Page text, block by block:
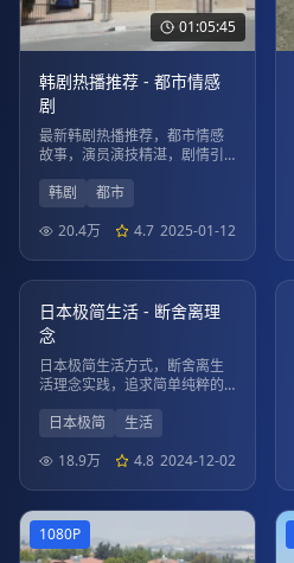
01:05:45
韩剧热播推荐 - 都市情感
剧
最新韩剧热播推荐，都市情感
故事，演员演技精湛，剧情引
韩剧
都市
20.4万
4.7 2025-01-12
01:22:20
1080P
日本极简生活 - 断舍离理
念
日本极简生活方式，断舍离生
活理念实践，追求简单纯粹的
日本极简
生活
18.9万
4.8 2024-12-02
1080P